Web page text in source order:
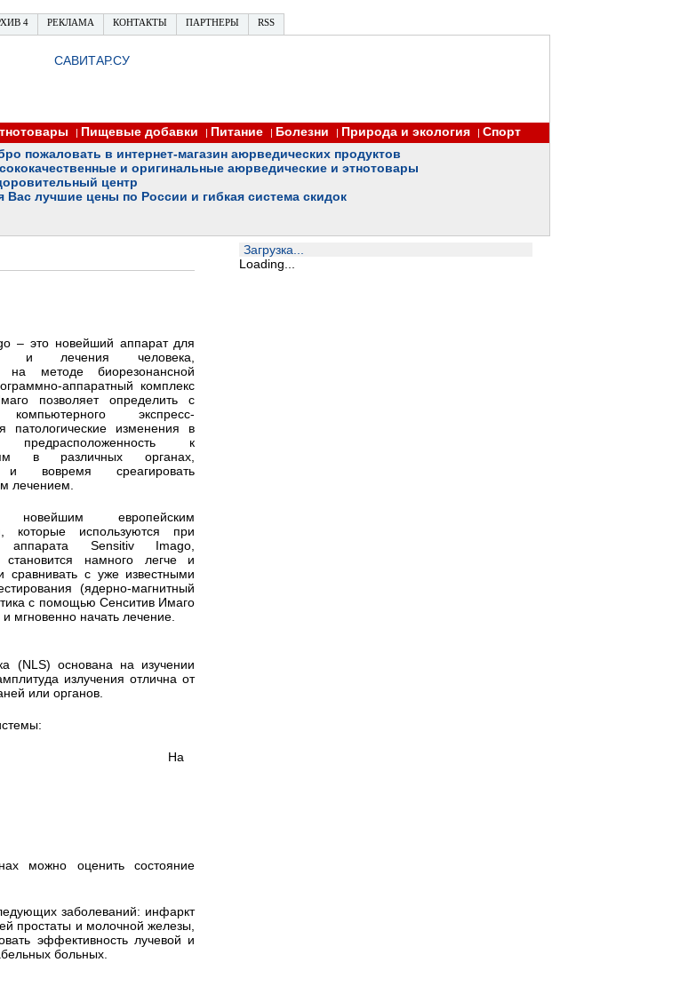
4 РЕКЛАМА КОНТАКТЫ ПАРТНЕРЫ RSS
САВИТАР.СУ
| Пищевые добавки | Питание | Болезни | Природа и экология | Спорт
пожаловать в интернет-магазин аюрведических продуктов
и оригинальные аюрведические и этнотовары
центр
Вас лучшие цены по России и гибкая система скидок
– это новейший аппарат для
и лечения человека,
на методе биорезонансной
аппаратный комплекс
позволяет определить с
экспресс-
патологические изменения в
предрасположенность к
в различных органах,
и вовремя среагировать
лечением.
новейшим европейским
которые используются при
аппарата Sensitiv Imago,
становится намного легче и
сравнивать с уже известными
(ядерно-магнитный
с помощью Сенситив Имаго
мгновенно начать лечение.
(NLS) основана на изучении
излучения отлична от
или органов.
На
можно оценить состояние
заболеваний: инфаркт
простаты и молочной железы,
эффективность лучевой и
больных.
Загрузка...
Loading...